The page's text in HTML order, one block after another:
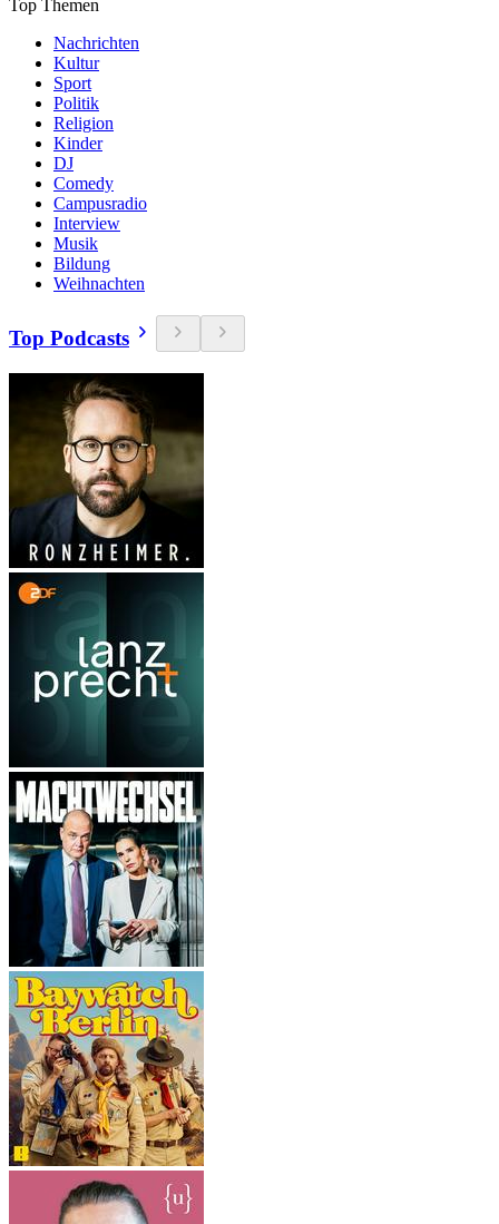
Top Themen
Nachrichten
Kultur
Sport
Politik
Religion
Kinder
DJ
Comedy
Campusradio
Interview
Musik
Bildung
Weihnachten
Top Podcasts